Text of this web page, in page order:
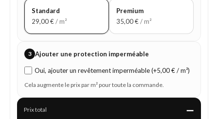
Standard
29,00€/ m²
Premium
35,00€/ m²
3 Ajouter une protection imperméable
Oui, ajouter un revêtement imperméable (+5,00 € / m²)
Cela augmente le prix par m² pour toute la commande.
Prix total —